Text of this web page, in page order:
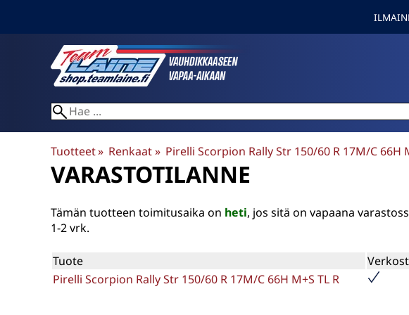
Tuotteet‪» Renkaat‪» Pirelli Scorpion Rally Str 150/60 R 17M/C 66H
VARASTOTILANNE
Tämän tuotteen toimitusaika on heti, jos sitä on vapaana
1-2 vrk.
Tuote
Pirelli Scorpion Rally Str 150/60 R 17M/C 66H M+S TL R